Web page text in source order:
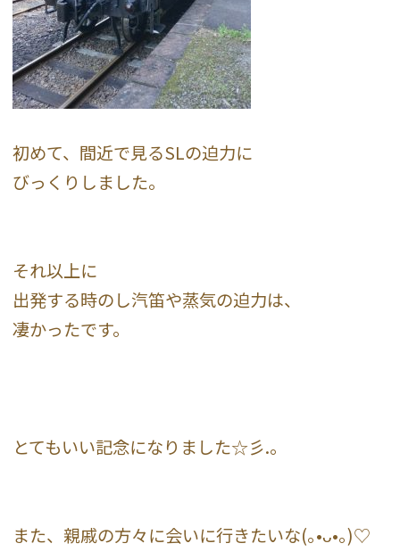
初めて、間近で見るSLの迫力に
びっくりしました。
それ以上に
出発する時のし汽笛や蒸気の迫力は、
凄かったです。
とてもいい記念になりました☆彡.。
また、親戚の方々に会いに行きたいな(｡•ᴗ•｡)♡